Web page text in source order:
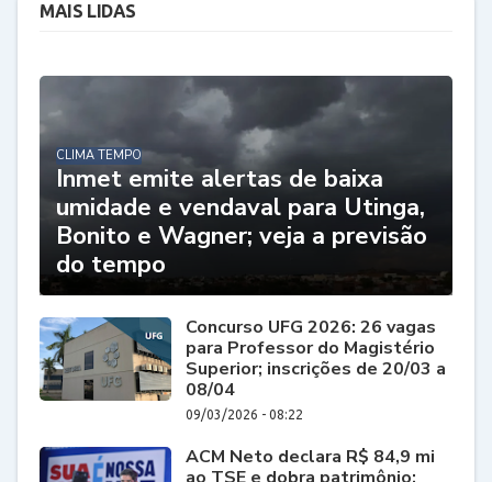
MAIS LIDAS
CLIMA TEMPO
Inmet emite alertas de baixa
umidade e vendaval para Utinga,
Bonito e Wagner; veja a previsão
do tempo
Concurso UFG 2026: 26 vagas
para Professor do Magistério
Superior; inscrições de 20/03 a
08/04
09/03/2026 - 08:22
ACM Neto declara R$ 84,9 mi